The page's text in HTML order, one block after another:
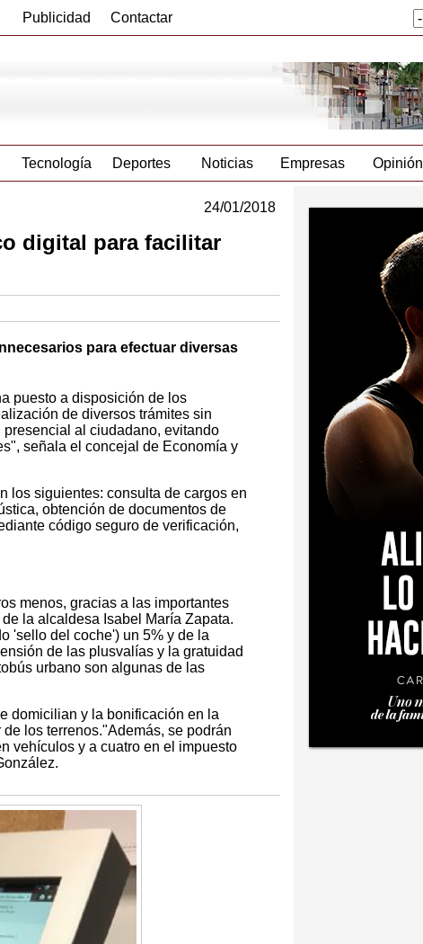
Publicidad Contactar
Tecnología Deportes Noticias Empresas Opinión
24/01/2018
digital para facilitar
para efectuar diversas
puesto a disposición de los
de diversos trámites sin
al ciudadano, evitando
señala el concejal de Economía y
los siguientes: consulta de cargos en
obtención de documentos de
código seguro de verificación,
menos, gracias a las importantes
la alcaldesa Isabel María Zapata.
'sello del coche') un 5% y de la
de las plusvalías y la gratuidad
urbano son algunas de las
domicilian y la bonificación en la
los terrenos."Además, se podrán
vehículos y a cuatro en el impuesto